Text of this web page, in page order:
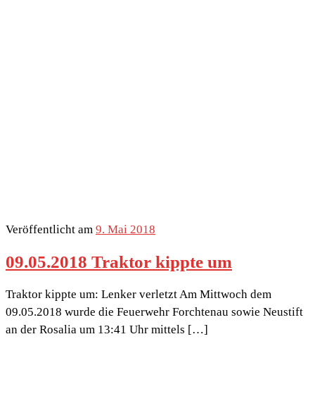
Veröffentlicht am 9. Mai 2018
09.05.2018 Traktor kippte um
Traktor kippte um: Lenker verletzt Am Mittwoch dem
09.05.2018 wurde die Feuerwehr Forchtenau sowie Neustift
an der Rosalia um 13:41 Uhr mittels […]